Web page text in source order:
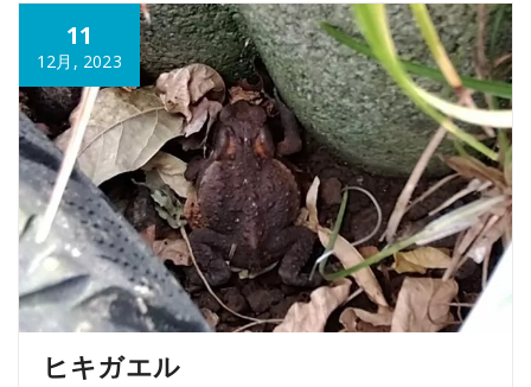
11
12月, 2023
ヒキガエル